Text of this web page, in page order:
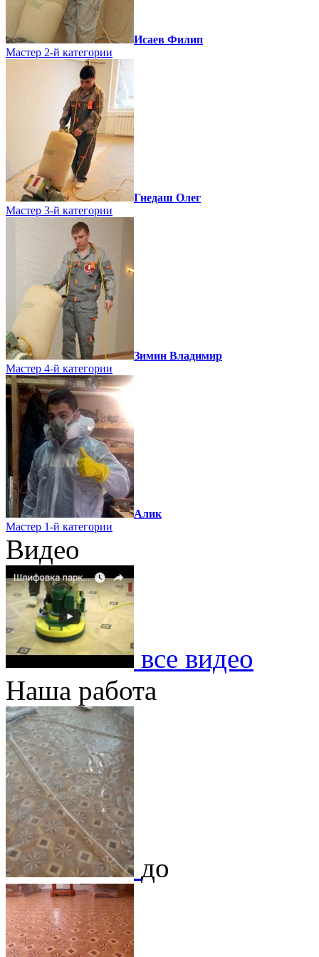
Исаев Филип
Мастер 2-й категории
Гнедаш Олег
Мастер 3-й категории
Зимин Владимир
Мастер 4-й категории
Алик
Мастер 1-й категории
Видео
все видео
Наша работа
до